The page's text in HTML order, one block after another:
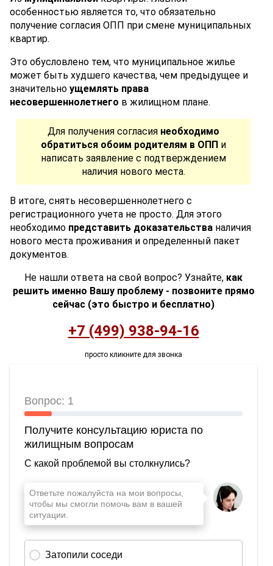
особенностью является то, что обязательно
получение согласия ОПП при смене муниципальных
квартир.
Это обусловлено тем, что муниципальное жилье
может быть худшего качества, чем предыдущее и
значительноущемлять права
несовершеннолетнего в жилищном плане.
Для получения согласия необходимо
обратиться обоим родителям в ОПП и
написать заявление с подтверждением
наличия нового места.
В итоге, снять несовершеннолетнего с
регистрационного учета не просто. Для этого
необходимо представить доказательства наличия
нового места проживания и определенный пакет
документов.
Не нашли ответа на свой вопрос? Узнайте, как
решить именно Вашу проблему - позвоните прямо
сейчас (это быстро и бесплатно)
+7 (499) 938-94-16
просто кликните для звонка